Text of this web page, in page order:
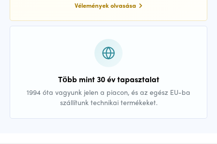
Vélemények olvasása
Több mint 30 év tapasztalat
1994 óta vagyunk jelen a piacon, és az egész EU-ba
szállítunk technikai termékeket.